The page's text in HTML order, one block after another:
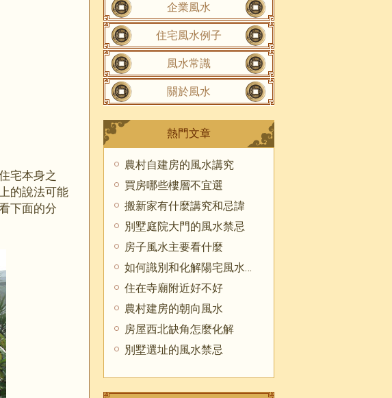
宅本身之
的說法可能
下面的分
企業風水
住宅風水例子
風水常識
關於風水
熱門文章
農村自建房的風水講究
買房哪些樓層不宜選
搬新家有什麼講究和忌諱
別墅庭院大門的風水禁忌
房子風水主要看什麼
如何識別和化解陽宅風水煞氣
住在寺廟附近好不好
農村建房的朝向風水
房屋西北缺角怎麼化解
別墅選址的風水禁忌